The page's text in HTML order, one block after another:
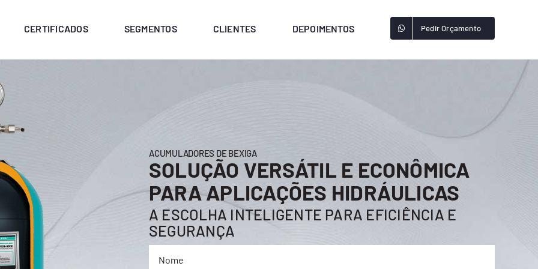
CERTIFICADOS SEGMENTOS CLIENTES DEPOIMENTOS Pedir Orçamento
ACUMULADORES DE BEXIGA
SOLUÇÃO VERSÁTIL E ECONÔMICA
PARA APLICAÇÕES HIDRÁULICAS
A ESCOLHA INTELIGENTE PARA EFICIÊNCIA E
SEGURANÇA